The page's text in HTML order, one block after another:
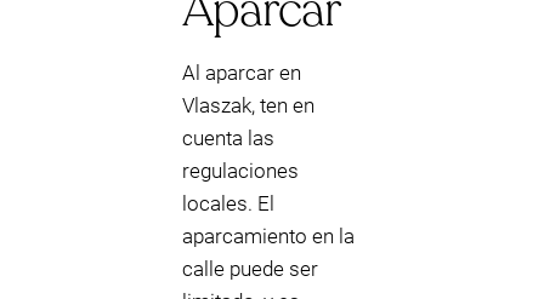
Al aparcar en
Vlaszak, ten en
cuenta las
regulaciones
locales. El
aparcamiento en la
calle puede ser